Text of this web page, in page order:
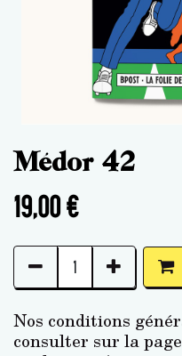
Médor 42
19,00€
Nos conditions
consulter sur la